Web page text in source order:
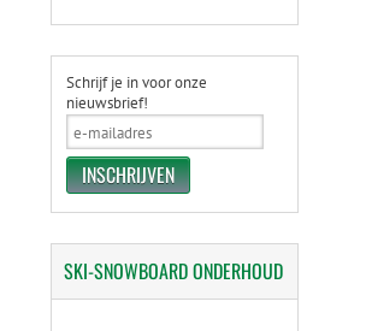
Schrijf je in voor onze
nieuwsbrief!
SKI-SNOWBOARDONDERHOUD